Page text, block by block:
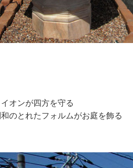
オンが四方を守る
のとれたフォルムがお庭を飾る